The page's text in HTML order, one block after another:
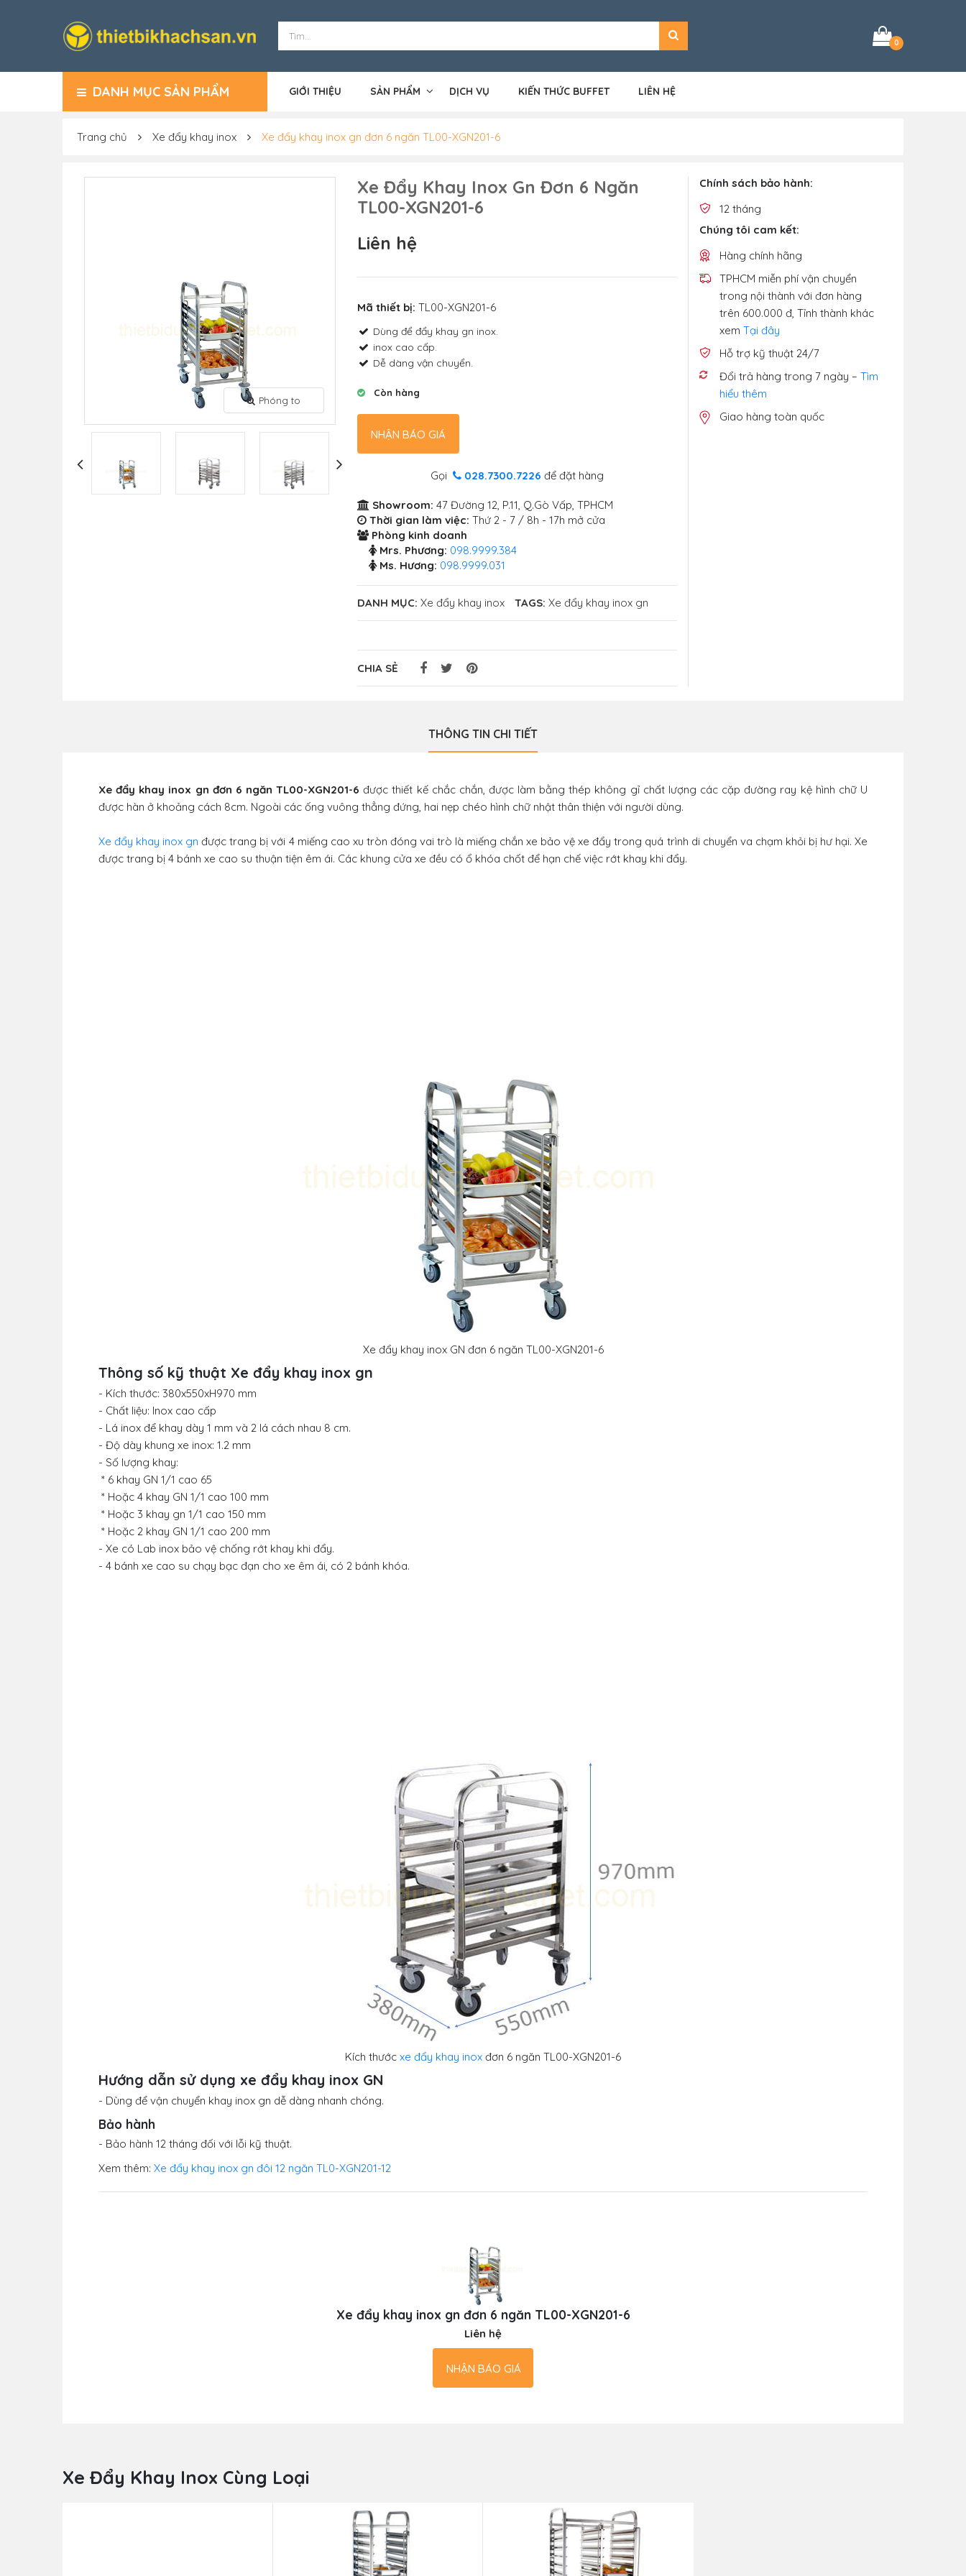
0
DANH MỤC SẢN PHẨM GIỚI THIỆU SẢN PHẨM DỊCH VỤ KIẾN THỨC BUFFET LIÊN HỆ
Trang chủ Xe đẩy khay inox Xe đẩy khay inox gn đơn 6 ngăn TL00-XGN201-6
Phóng to
Xe Đẩy Khay Inox Gn Đơn 6 Ngăn
TL00-XGN201-6
Liên hệ
Mã thiết bị: TL00-XGN201-6
Dùng để đẩy khay gn inox.
inox cao cấp.
Dễ dàng vận chuyển.
Còn hàng
NHẬN BÁO GIÁ
Gọi 028.7300.7226 để đặt hàng
Showroom: 47 Đường 12, P.11, Q.Gò Vấp, TPHCM
Thời gian làm việc: Thứ 2 - 7 / 8h - 17h mở cửa
Phòng kinh doanh
Mrs. Phương: 098.9999.384
Ms. Hương: 098.9999.031
DANH MỤC: Xe đẩy khay inox TAGS: Xe đẩy khay inox gn
CHIA SẺ
Chính sách bảo hành:
12 tháng
Chúng tôi cam kết:
Hàng chính hãng
TPHCM miễn phí vận chuyển
trong nội thành với đơn hàng
trên 600.000 đ, Tỉnh thành khác
xem Tại đây
Hỗ trợ kỹ thuật 24/7
Đổi trả hàng trong 7 ngày – Tìm
hiểu thêm
Giao hàng toàn quốc
THÔNG TIN CHI TIẾT
Xe đẩy khay inox gn đơn 6 ngăn TL00-XGN201-6 được thiết kế chắc chắn, được làm bằng thép không gỉ chất lượng các cặp đường ray kệ hình chữ U
được hàn ở khoảng cách 8cm. Ngoài các ống vuông thẳng đứng, hai nẹp chéo hình chữ nhật thân thiện với người dùng.
Xe đẩy khay inox gn được trang bị với 4 miếng cao xu tròn đóng vai trò là miếng chắn xe bảo vệ xe đẩy trong quá trình di chuyển va chạm khỏi bị hư hại. Xe
được trang bị 4 bánh xe cao su thuận tiện êm ái. Các khung cửa xe đều có ổ khóa chốt để hạn chế việc rớt khay khi đẩy.
Xe đẩy khay inox GN đơn 6 ngăn TL00-XGN201-6
Thông số kỹ thuật Xe đẩy khay inox gn
- Kích thước: 380x550xH970 mm
- Chất liệu: Inox cao cấp
- Lá inox để khay dày 1 mm và 2 lá cách nhau 8 cm.
- Độ dày khung xe inox: 1.2 mm
- Số lượng khay:
* 6 khay GN 1/1 cao 65
* Hoặc 4 khay GN 1/1 cao 100 mm
* Hoặc 3 khay gn 1/1 cao 150 mm
* Hoặc 2 khay GN 1/1 cao 200 mm
- Xe có Lab inox bảo vệ chống rớt khay khi đẩy.
- 4 bánh xe cao su chạy bạc đạn cho xe êm ái, có 2 bánh khóa.
Kích thước xe đẩy khay inox đơn 6 ngăn TL00-XGN201-6
Hướng dẫn sử dụng xe đẩy khay inox GN
- Dùng để vận chuyển khay inox gn dễ dàng nhanh chóng.
Bảo hành
- Bảo hành 12 tháng đối với lỗi kỹ thuật.
Xem thêm: Xe đẩy khay inox gn đôi 12 ngăn TL0-XGN201-12
Xe đẩy khay inox gn đơn 6 ngăn TL00-XGN201-6
Liên hệ
NHẬN BÁO GIÁ
Xe Đẩy Khay Inox Cùng Loại